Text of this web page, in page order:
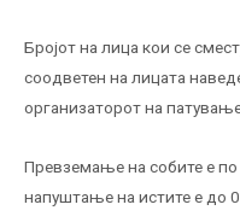
Бројот на лица кои се
соодветен на лицата
организаторот на
Превземање на собите е
напуштање на истите е до